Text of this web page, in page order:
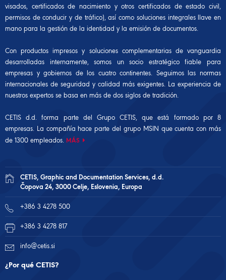
visados, certificados de nacimiento y otros certificados de estado civil,
permisos de conducir y de tráfico), así como soluciones integrales llave en
mano para la gestión de la identidad y la emisión de documentos.
Con productos impresos y soluciones complementarias de vanguardia
desarrolladas internamente, somos un socio estratégico fiable para
empresas y gobiernos de los cuatro continentes. Seguimos las normas
internacionales de seguridad y calidad más exigentes. La experiencia de
nuestros expertos se basa en más de dos siglos de tradición.
CETIS d.d. forma parte del Grupo CETIS, que está formado por 8
empresas. La compañía hace parte del grupo MSIN que cuenta con más
de 1300 empleados. MÁS
CETIS, Graphic and Documentation Services, d.d.
Čopova 24, 3000 Celje, Eslovenia, Europa
+386 3 4278 500
+386 3 4278 817
info@cetis.si
¿Por qué CETIS?